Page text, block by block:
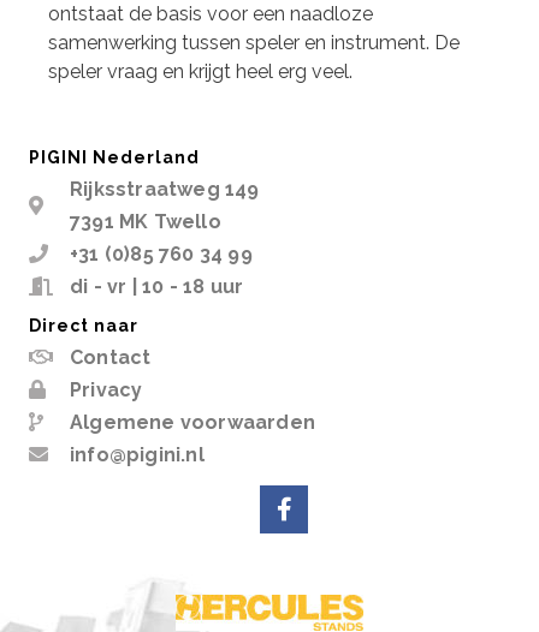
ontstaat de basis voor een naadloze
samenwerking tussen speler en instrument. De
speler vraag en krijgt heel erg veel.
PIGINI Nederland
Rijksstraatweg 149
7391 MK Twello
+31 (0)85 760 34 99
di - vr | 10 - 18 uur
Direct naar
Contact
Privacy
Algemene voorwaarden
info@pigini.nl